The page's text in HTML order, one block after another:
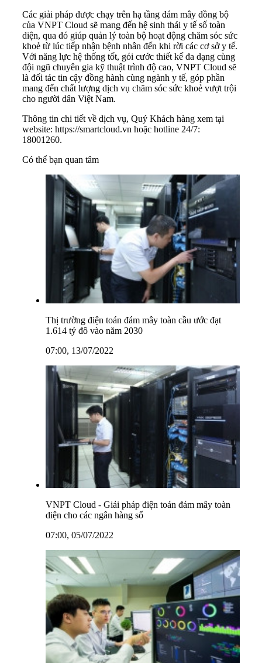
Các giải pháp được chạy trên hạ tầng đám mây đồng bộ
của VNPT Cloud sẽ mang đến hệ sinh thái y tế số toàn
diện, qua đó giúp quản lý toàn bộ hoạt động chăm sóc sức
khoẻ từ lúc tiếp nhận bệnh nhân đến khi rời các cơ sở y tế.
Với năng lực hệ thống tốt, gói cước thiết kế đa dạng cùng
đội ngũ chuyên gia kỹ thuật trình độ cao, VNPT Cloud sẽ
là đối tác tin cậy đồng hành cùng ngành y tế, góp phần
mang đến chất lượng dịch vụ chăm sóc sức khoẻ vượt trội
cho người dân Việt Nam.
Thông tin chi tiết về dịch vụ, Quý Khách hàng xem tại
website: https://smartcloud.vn hoặc hotline 24/7:
18001260.
Có thể bạn quan tâm
Thị trường điện toán đám mây toàn cầu ước đạt
1.614 tỷ đô vào năm 2030
07:00, 13/07/2022
VNPT Cloud - Giải pháp điện toán đám mây toàn
diện cho các ngân hàng số
07:00, 05/07/2022